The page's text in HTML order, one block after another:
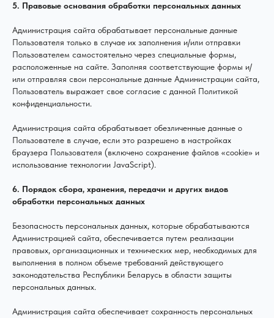
5. Правовые основания обработки персональных данных
Администрация сайта обрабатывает персональные данные
Пользователя только в случае их заполнения и/или отправки
Пользователем самостоятельно через специальные формы,
расположенные на сайте. Заполняя соответствующие формы и/
или отправляя свои персональные данные Администрации сайта,
Пользователь выражает свое согласие с данной Политикой
конфиденциальности.
Администрация сайта обрабатывает обезличенные данные о
Пользователе в случае, если это разрешено в настройках
браузера Пользователя (включено сохранение файлов «cookie» и
использование технологии JavaScript).
6. Порядок сбора, хранения, передачи и других видов
обработки персональных данных
Безопасность персональных данных, которые обрабатываются
Администрацией сайта, обеспечивается путем реализации
правовых, организационных и технических мер, необходимых для
выполнения в полном объеме требований действующего
законодательства Республики Беларусь в области защиты
персональных данных.
Администрация сайта обеспечивает сохранность персональных